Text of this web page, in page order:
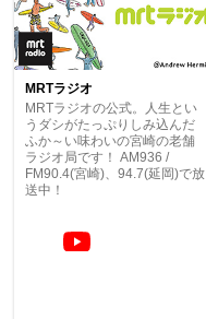
MRTラジオ
MRTラジオの公式。人生とい
うダシがたっぷりしみ込んだ
ふか～い味わいの宮崎の老舗
ラジオ局です！ AM936 /
FM90.4(宮崎)、94.7(延岡)で放
送中！